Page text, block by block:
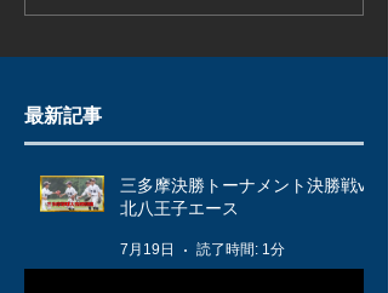
最新記事
三多摩決勝トーナメント決勝戦vs
北八王子エース
7月19日 読了時間: 1分